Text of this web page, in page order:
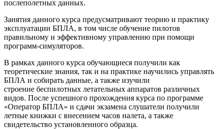
послеполетных данных.
Занятия данного курса предусматривают теорию и практику
эксплуатации БПЛА, в том числе обучение пилотов
правильному и эффективному управлению при помощи
программ-симуляторов.
В рамках данного курса обучающиеся получили как
теоретические знания, так и на практике научились управлять
БПЛА и собирать данные, а также изучили
строение беспилотных летательных аппаратов различных
видов. После успешного прохождения курса по программе
«Оператор БПЛА» и сдачи экзамена слушатели получили
летные книжки с внесением часов налета, а также
свидетельство установленного образца.